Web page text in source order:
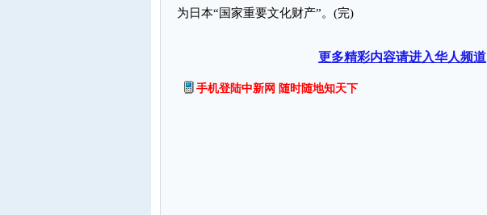
为日本“国家重要文化财产”。(完)
更多精彩内容请进入华人频道
手机登陆中新网 随时随地知天下